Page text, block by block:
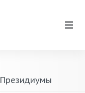
Президиумы